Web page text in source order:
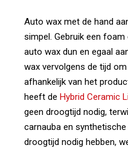
Auto wax met de hand
simpel. Gebruik een
auto wax dun en egaal
wax vervolgens de tijd
afhankelijk van het
heeft de Hybrid Ceramic
geen droogtijd nodig,
carnauba en
droogtijd nodig hebben,